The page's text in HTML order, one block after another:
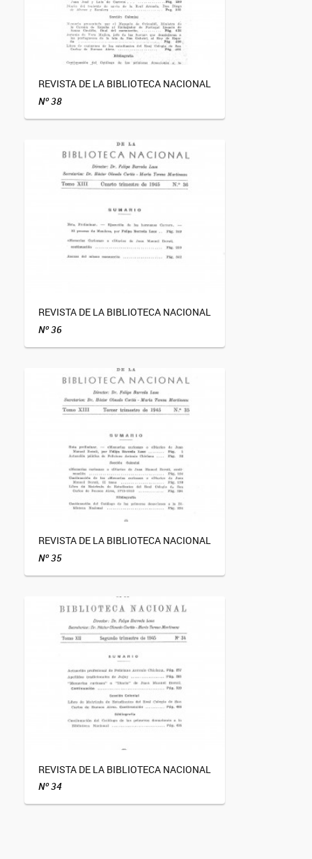
REVISTA DE LA BIBLIOTECA NACIONAL
Nº 38
REVISTA DE LA BIBLIOTECA NACIONAL
Nº 36
REVISTA DE LA BIBLIOTECA NACIONAL
Nº 35
REVISTA DE LA BIBLIOTECA NACIONAL
Nº 34